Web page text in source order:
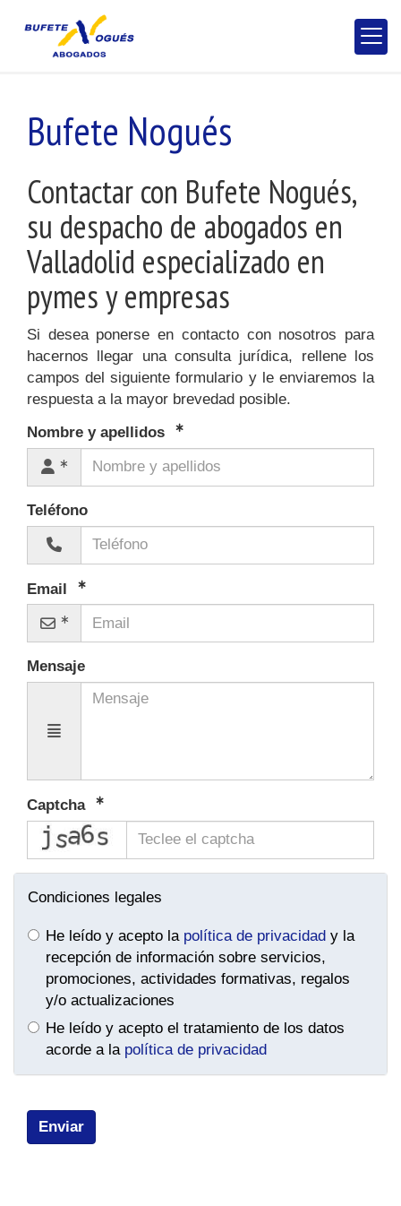
Bufete Nogués
Contactar con Bufete Nogués,
su despacho de abogados en
Valladolid especializado en
pymes y empresas
Si desea ponerse en contacto con nosotros para
hacernos llegar una consulta jurídica, rellene los
campos del siguiente formulario y le enviaremos la
respuesta a la mayor brevedad posible.
Nombre y apellidos
Teléfono
Email
Mensaje
Captcha
captcha
Condiciones legales
He leído y acepto la política de privacidad y la
recepción de información sobre servicios,
promociones, actividades formativas, regalos
y/o actualizaciones
He leído y acepto el tratamiento de los datos
acorde a la política de privacidad
Enviar